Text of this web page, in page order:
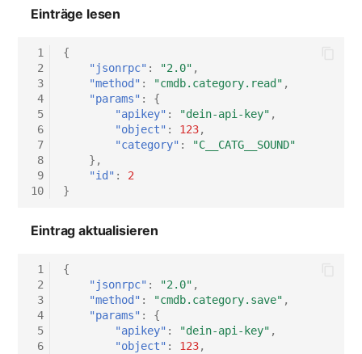
Virtueller Server
VoIP-Telefon
VRRP
VRRP/HSRP Cluster
WAN-Leitung
Einträge lesen
1
2
3
4
5
6
7
8
9
10
{
"jsonrpc" : "2.0" ,
"method" : "cmdb.category.read" ,
"params" :
{
"apikey" : "dein-api-key" ,
"object" : 123,
"category" :
"C__CATG__SOUND"
},
"id" :
2
}
Eintrag aktualisieren
1
2
3
4
5
6
{
"jsonrpc" : "2.0" ,
"method" : "cmdb.category.save" ,
"params" :
{
"apikey" : "dein-api-key" ,
"object" : 123,